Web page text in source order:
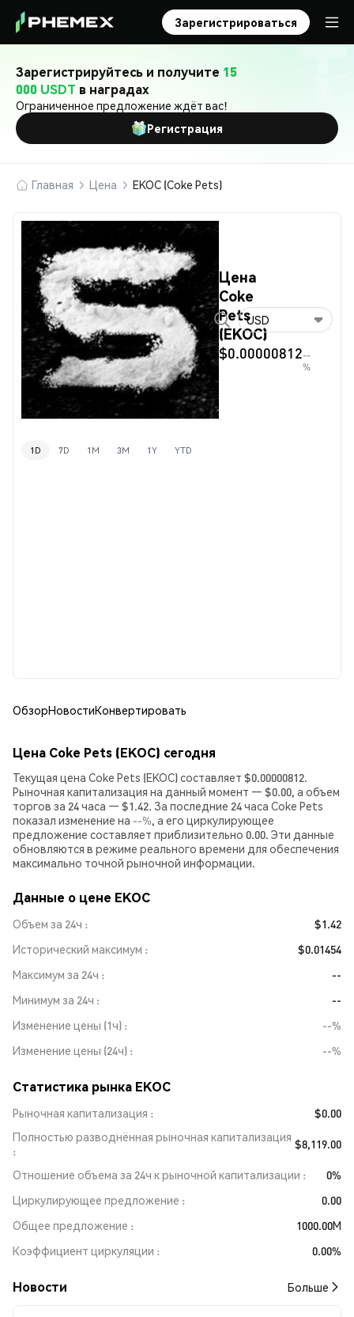
Зарегистрироваться
Зарегистрируйтесь и получите 15
000 USDT в наградах
Ограниченное предложение ждёт вас!
Регистрация
Главная Цена EKOC (Coke Pets)
Цена
Coke
Pets
(EKOC)
$0.00000812--
%
USD
1D 7D 1M 3M 1Y YTD
ОбзорНовостиКонвертировать
Цена Coke Pets (EKOC) сегодня
Текущая цена Coke Pets (EKOC) составляет $0.00000812.
Рыночная капитализация на данный момент — $0.00, а объем
торгов за 24 часа — $1.42. За последние 24 часа Coke Pets
показал изменение на --%, а его циркулирующее
предложение составляет приблизительно 0.00. Эти данные
обновляются в режиме реального времени для обеспечения
максимально точной рыночной информации.
Данные о цене EKOC
Объем за 24ч
$1.42
Исторический максимум
$0.01454
Максимум за 24ч
--
Минимум за 24ч
--
Изменение цены (1ч)
--%
Изменение цены (24ч)
--%
Статистика рынка EKOC
Рыночная капитализация
$0.00
Полностью разводнённая рыночная капитализация $8,119.00
Отношение объема за 24ч к рыночной капитализации
0%
Циркулирующее предложение
0.00
Общее предложение
1000.00M
Коэффициент циркуляции
0.00%
Новости Больше